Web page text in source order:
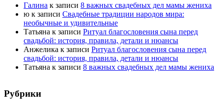
Галина к записи 8 важных свадебных дел мамы жениха
ю к записи Свадебные традиции народов мира:
необычные и удивительные
Татьяна к записи Ритуал благословения сына перед
свадьбой: история, правила, детали и нюансы
Анжелика к записи Ритуал благословения сына перед
свадьбой: история, правила, детали и нюансы
Татьяна к записи 8 важных свадебных дел мамы жениха
Рубрики